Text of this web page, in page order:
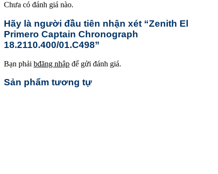
Chưa có đánh giá nào.
Hãy là người đầu tiên nhận xét “Zenith El
Primero Captain Chronograph
18.2110.400/01.C498”
Bạn phải bđăng nhập để gửi đánh giá.
Sản phẩm tương tự